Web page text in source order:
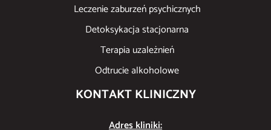
Leczenie zaburzeń psychicznych
Detoksykacja stacjonarna
Terapia uzależnień
Odtrucie alkoholowe
KONTAKT KLINICZNY
Adres kliniki: